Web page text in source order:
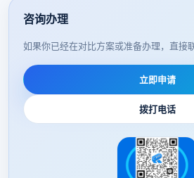
咨询办理
如果你已经在对比方案或准备办理，直接
立即申请
拨打电话